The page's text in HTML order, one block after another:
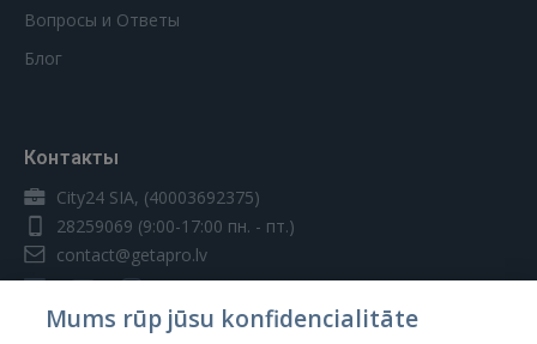
Вопросы и Ответы
Блог
Контакты
City24 SIA, (40003692375)
28259069 (9:00-17:00 пн. - пт.)
contact@getapro.lv
Mums rūp jūsu konfidencialitāte